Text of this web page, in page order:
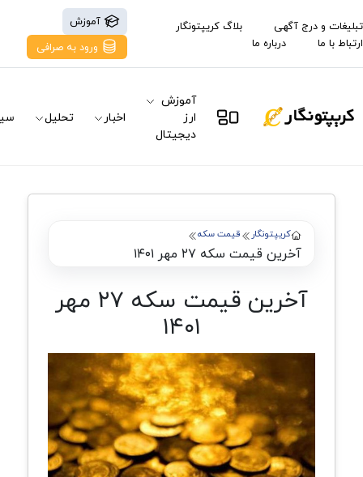
تبلیغات و درج آگهی
بلاگ کریپتونگار
ارتباط با ما
درباره ما
آموزش
ورود به صرافی
آموزش
ارز
دیجیتال
اخبار تحلیل
کریپتونگار قیمت سکه
آخرین قیمت سکه ۲۷ مهر ۱۴۰۱
آخرین قیمت سکه ۲۷ مهر
۱۴۰۱